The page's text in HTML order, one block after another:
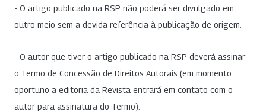
- O artigo publicado na RSP não poderá ser divulgado em
outro meio sem a devida referência à publicação de origem.
- O autor que tiver o artigo publicado na RSP deverá assinar
o Termo de Concessão de Direitos Autorais (em momento
oportuno a editoria da Revista entrará em contato com o
autor para assinatura do Termo).